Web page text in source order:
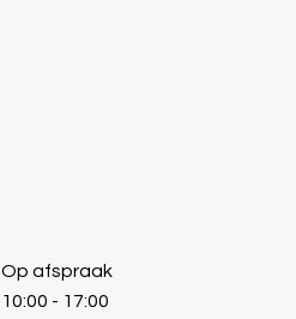
Op afspraak
10:00 - 17:00